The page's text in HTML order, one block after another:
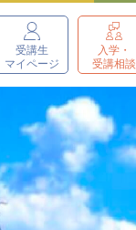
受講生
マイページ
入学・
受講相談